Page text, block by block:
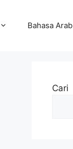
Bahasa Arab
Cari